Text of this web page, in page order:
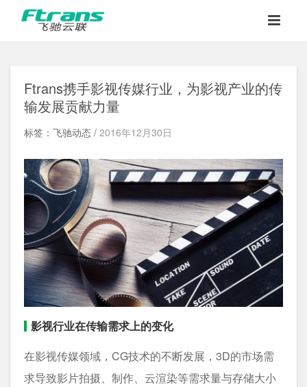
Ftrans携手影视传媒行业，为影视产业的传
输发展贡献力量
标签：飞驰动态 / 2016年12月30日
影视行业在传输需求上的变化
在影视传媒领域，CG技术的不断发展，3D的市场需
求导致影片拍摄、制作、云渲染等需求量与存储大小